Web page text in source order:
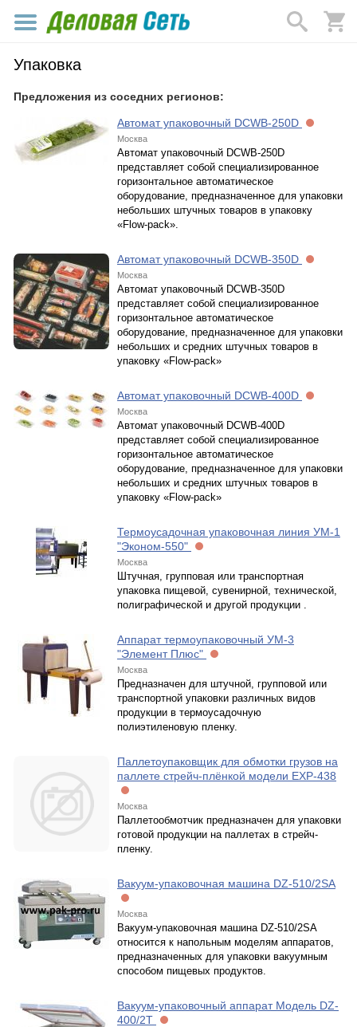
Упаковка
Предложения из соседних регионов:
Автомат упаковочный DCWB-250D
Москва
Автомат упаковочный DCWB-250D
представляет собой специализированное
горизонтальное автоматическое
оборудование, предназначенное для упаковки
небольших штучных товаров в упаковку
«Flow-pack».
Автомат упаковочный DCWB-350D
Москва
Автомат упаковочный DCWB-350D
представляет собой специализированное
горизонтальное автоматическое
оборудование, предназначенное для упаковки
небольших и средних штучных товаров в
упаковку «Flow-pack»
Автомат упаковочный DCWB-400D
Москва
Автомат упаковочный DCWB-400D
представляет собой специализированное
горизонтальное автоматическое
оборудование, предназначенное для упаковки
небольших и средних штучных товаров в
упаковку «Flow-pack»
Термоусадочная упаковочная линия УМ-1
"Эконом-550"
Москва
Штучная, групповая или транспортная
упаковка пищевой, сувенирной, технической,
полиграфической и другой продукции .
Аппарат термоупаковочный УМ-3
"Элемент Плюс"
Москва
Предназначен для штучной, групповой или
транспортной упаковки различных видов
продукции в термоусадочную
полиэтиленовую пленку.
Паллетоупаковщик для обмотки грузов на
паллете стрейч-плёнкой модели EXP-438
Москва
Паллетообмотчик предназначен для упаковки
готовой продукции на паллетах в стрейч-
пленку.
Вакуум-упаковочная машина DZ-510/2SА
Москва
Вакуум-упаковочная машина DZ-510/2SА
относится к напольным моделям аппаратов,
предназначенных для упаковки вакуумным
способом пищевых продуктов.
Вакуум-упаковочный аппарат Модель DZ-
400/2T